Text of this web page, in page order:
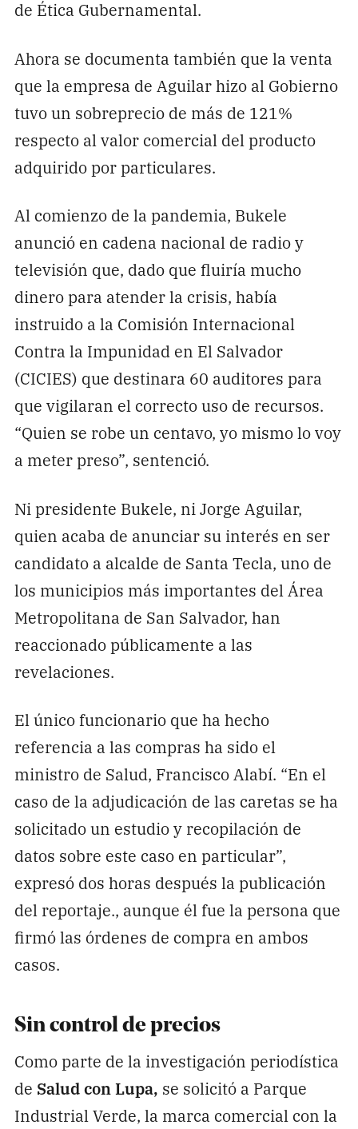
de Ética Gubernamental.
Ahora se documenta también que la venta
que la empresa de Aguilar hizo al Gobierno
tuvo un sobreprecio de más de 121%
respecto al valor comercial del producto
adquirido por particulares.
Al comienzo de la pandemia, Bukele
anunció en cadena nacional de radio y
televisión que, dado que fluiría mucho
dinero para atender la crisis, había
instruido a la Comisión Internacional
Contra la Impunidad en El Salvador
(CICIES) que destinara 60 auditores para
que vigilaran el correcto uso de recursos.
“Quien se robe un centavo, yo mismo lo voy
a meter preso”, sentenció.
Ni presidente Bukele, ni Jorge Aguilar,
quien acaba de anunciar su interés en ser
candidato a alcalde de Santa Tecla, uno de
los municipios más importantes del Área
Metropolitana de San Salvador, han
reaccionado públicamente a las
revelaciones.
El único funcionario que ha hecho
referencia a las compras ha sido el
ministro de Salud, Francisco Alabí. “En el
caso de la adjudicación de las caretas se ha
solicitado un estudio y recopilación de
datos sobre este caso en particular”,
expresó dos horas después la publicación
del reportaje., aunque él fue la persona que
firmó las órdenes de compra en ambos
casos.
Sin control de precios
Como parte de la investigación periodística
de Salud con Lupa, se solicitó a Parque
Industrial Verde, la marca comercial con la